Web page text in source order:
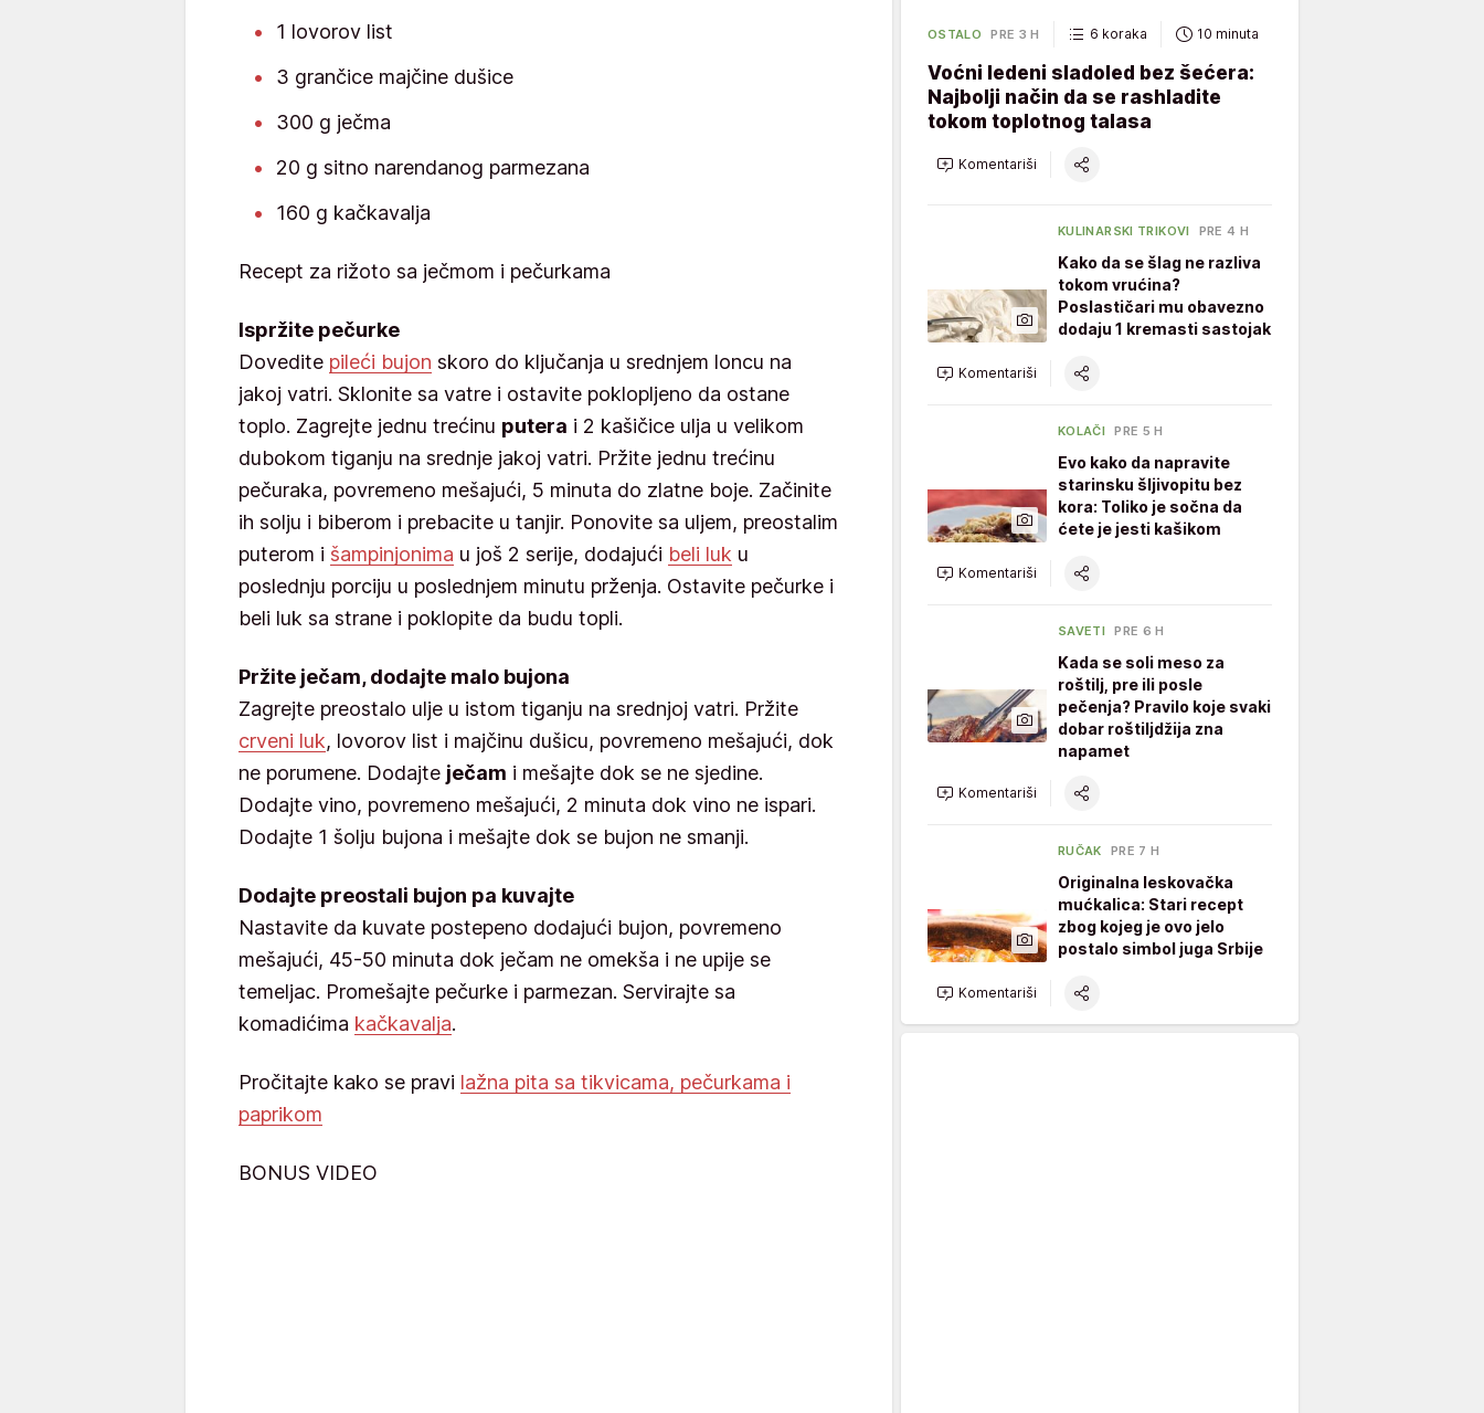
1 lovorov list
3 grančice majčine dušice
300 g ječma
20 g sitno narendanog parmezana
160 g kačkavalja
Recept za rižoto sa ječmom i pečurkama
Ispržite pečurke
Dovedite pileći bujon skoro do ključanja u srednjem loncu na
jakoj vatri. Sklonite sa vatre i ostavite poklopljeno da ostane
toplo. Zagrejte jednu trećinu putera i 2 kašičice ulja u velikom
dubokom tiganju na srednje jakoj vatri. Pržite jednu trećinu
pečuraka, povremeno mešajući, 5 minuta do zlatne boje. Začinite
ih solju i biberom i prebacite u tanjir. Ponovite sa uljem, preostalim
puterom i šampinjonima u još 2 serije, dodajući beli luk u
poslednju porciju u poslednjem minutu prženja. Ostavite pečurke i
beli luk sa strane i poklopite da budu topli.
Pržite ječam, dodajte malo bujona
Zagrejte preostalo ulje u istom tiganju na srednjoj vatri. Pržite
crveni luk, lovorov list i majčinu dušicu, povremeno mešajući, dok
ne porumene. Dodajte ječam i mešajte dok se ne sjedine.
Dodajte vino, povremeno mešajući, 2 minuta dok vino ne ispari.
Dodajte 1 šolju bujona i mešajte dok se bujon ne smanji.
Dodajte preostali bujon pa kuvajte
Nastavite da kuvate postepeno dodajući bujon, povremeno
mešajući, 45-50 minuta dok ječam ne omekša i ne upije se
temeljac. Promešajte pečurke i parmezan. Servirajte sa
komadićima kačkavalja.
Pročitajte kako se pravi lažna pita sa tikvicama, pečurkama i
paprikom
BONUS VIDEO
OSTALO PRE 3 H 6 koraka 10 minuta
Voćni ledeni sladoled bez šećera:
Najbolji način da se rashladite
tokom toplotnog talasa
Komentariši
KULINARSKI TRIKOVI PRE 4 H
Kako da se šlag ne razliva
tokom vrućina?
Poslastičari mu obavezno
dodaju 1 kremasti sastojak
Komentariši
KOLAČI PRE 5 H
Evo kako da napravite
starinsku šljivopitu bez
kora: Toliko je sočna da
ćete je jesti kašikom
Komentariši
SAVETI PRE 6 H
Kada se soli meso za
roštilj, pre ili posle
pečenja? Pravilo koje svaki
dobar roštiljdžija zna
napamet
Komentariši
RUČAK PRE 7 H
Originalna leskovačka
mućkalica: Stari recept
zbog kojeg je ovo jelo
postalo simbol juga Srbije
Komentariši